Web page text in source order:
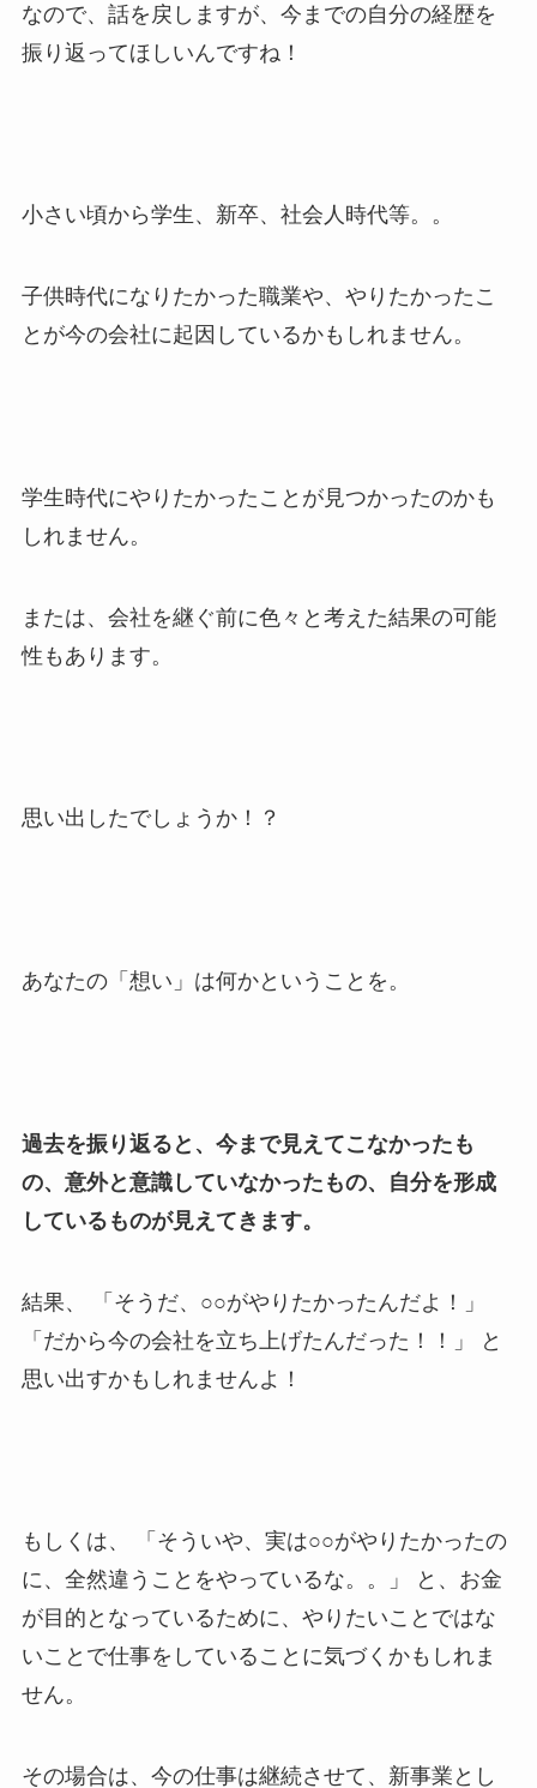
なので、話を戻しますが、今までの自分の経歴を
振り返ってほしいんですね！
小さい頃から学生、新卒、社会人時代等。。
子供時代になりたかった職業や、やりたかったこ
とが今の会社に起因しているかもしれません。
学生時代にやりたかったことが見つかったのかも
しれません。
または、会社を継ぐ前に色々と考えた結果の可能
性もあります。
思い出したでしょうか！？
あなたの「想い」は何かということを。
過去を振り返ると、今まで見えてこなかったも
の、意外と意識していなかったもの、自分を形成
しているものが見えてきます。
結果、 「そうだ、○○がやりたかったんだよ！」
「だから今の会社を立ち上げたんだった！！」 と
思い出すかもしれませんよ！
もしくは、 「そういや、実は○○がやりたかったの
に、全然違うことをやっているな。。」 と、お金
が目的となっているために、やりたいことではな
いことで仕事をしていることに気づくかもしれま
せん。
その場合は、今の仕事は継続させて、新事業とし